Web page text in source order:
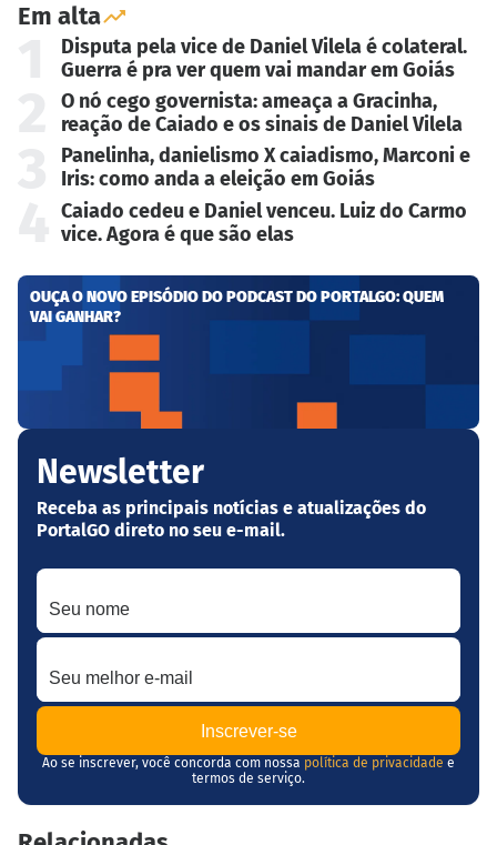
Em alta
Disputa pela vice de Daniel Vilela é colateral.
Guerra é pra ver quem vai mandar em Goiás
O nó cego governista: ameaça a Gracinha,
reação de Caiado e os sinais de Daniel Vilela
Panelinha, danielismo X caiadismo, Marconi e
Iris: como anda a eleição em Goiás
Caiado cedeu e Daniel venceu. Luiz do Carmo
vice. Agora é que são elas
OUÇA O NOVO EPISÓDIO DO PODCAST DO PORTALGO: QUEM
VAI GANHAR?
Newsletter
Receba as principais notícias e atualizações do
PortalGO direto no seu e-mail.
Seu nome
Seu melhor e-mail
Ao se inscrever, você concorda com nossa política de privacidade e
termos de serviço.